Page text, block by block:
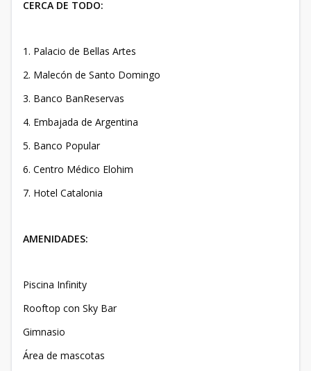
CERCA DE TODO:
1. Palacio de Bellas Artes
2. Malecón de Santo Domingo
3. Banco BanReservas
4. Embajada de Argentina
5. Banco Popular
6. Centro Médico Elohim
7. Hotel Catalonia
AMENIDADES:
Piscina Infinity
Rooftop con Sky Bar
Gimnasio
Área de mascotas